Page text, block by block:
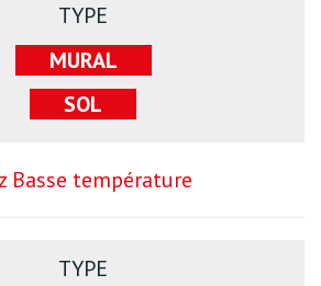
TYPE
MURAL
SOL
Basse température
TYPE